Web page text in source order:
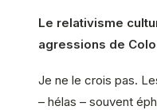
Le relativisme
agressions de
Je ne le crois pas.
– hélas – souvent